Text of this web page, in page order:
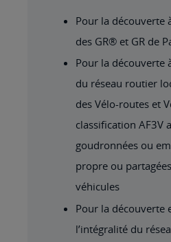
Pour la découverte
des GR® et GR de
Pour la découverte
du réseau routier
des Vélo-routes et
classification AF3V
goudronnées ou
propre ou
véhicules
Pour la découverte
l’intégralité du